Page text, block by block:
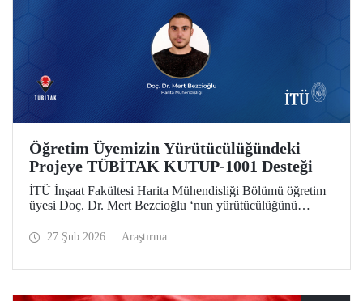
Öğretim Üyemizin Yürütücülüğündeki
Projeye TÜBİTAK KUTUP-1001 Desteği
İTÜ İnşaat Fakültesi Harita Mühendisliği Bölümü öğretim
üyesi Doç. Dr. Mert Bezcioğlu ‘nun yürütücülüğünü
Programı kapsamında desteğe değer görüldü.
27 Şub 2026 Araştırma